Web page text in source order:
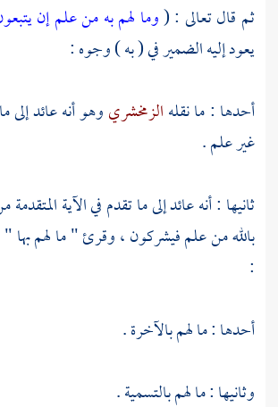
ثم قال تعالى : (وما لهم به من علم إن
يعود إليه الضمير في ( به ) وجوه :
أحدها : ما نقلهالزمخشريوهو أنه عائد إلى
غير علم .
ثانيها : أنه عائد إلى ما تقدم في الآية
بالله من علم فيشركون ، وقرئ " ما لهم بها
:
أحدها : ما لهم بالآخرة .
وثانيها : ما لهم بالتسمية .